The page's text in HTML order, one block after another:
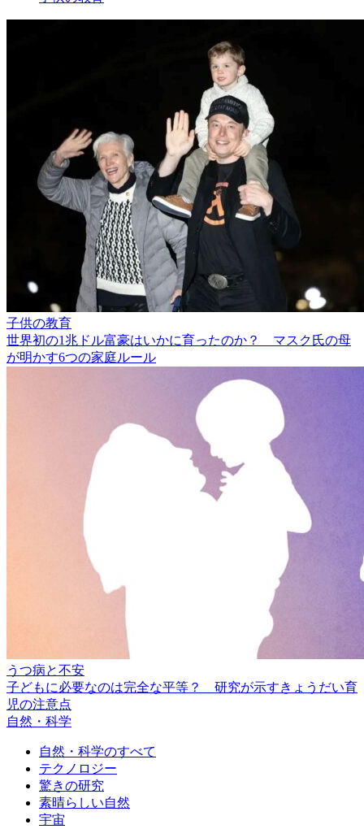
子供の教育
世界初の1兆ドル富豪はいかに育ったのか？ マスク氏の母
が明かす6つの家庭ルール
うつ病と不安
子どもに必要なのは完全な平等？ 研究が示すきょうだい育
児の注意点
自然・科学
自然・科学のすべて
テクノロジー
驚きの研究
素晴らしい自然
宇宙